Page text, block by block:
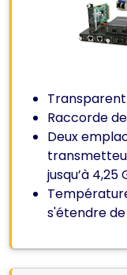
Raccorde
Deux
jusqu’à 4,25
s'étendre de